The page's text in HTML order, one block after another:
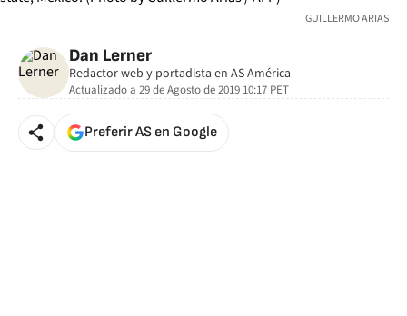
GUILLERMO ARIAS
Dan Lerner
Redactor web y portadista en AS América
Actualizado a 29 de Agosto de 2019 10:17 PET
Preferir AS en Google